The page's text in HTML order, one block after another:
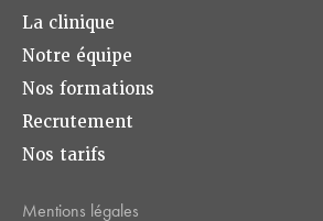
La clinique
Notre équipe
Nos formations
Recrutement
Nos tarifs
Mentions légales